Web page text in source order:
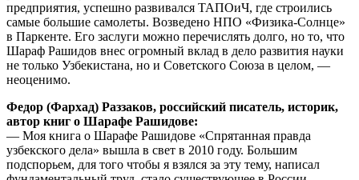
предприятия, успешно развивался ТАПОиЧ, где строились
самые большие самолеты. Возведено НПО «Физика-Солнце»
в Паркенте. Его заслуги можно перечислять долго, но то, что
Шараф Рашидов внес огромный вклад в дело развития науки
не только Узбекистана, но и Советского Союза в целом, —
неоценимо.
Федор (Фархад) Раззаков, российский писатель, историк,
автор книг о Шарафе Рашидове:
— Моя книга о Шарафе Рашидове «Спрятанная правда
узбекского дела» вышла в свет в 2010 году. Большим
подспорьем, для того чтобы я взялся за эту тему, написал